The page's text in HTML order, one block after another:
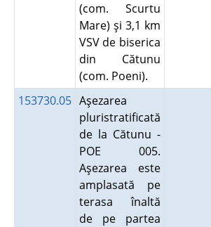
(com. Scurtu
Mare) şi 3,1 km
VSV de biserica
din Cătunu
(com. Poeni).
153730.05 Aşezarea
pluristratificată
de la Cătunu -
POE 005.
Aşezarea este
amplasată pe
terasa înaltă
de pe partea